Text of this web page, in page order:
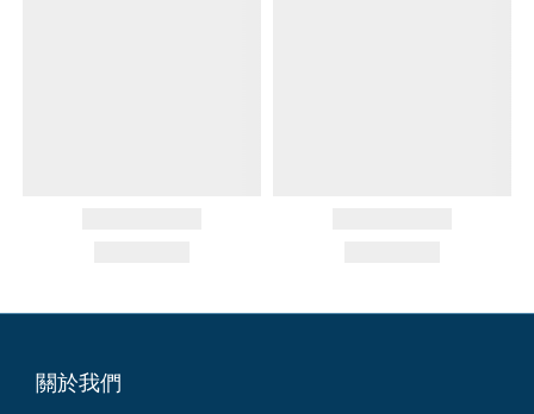
關於我們